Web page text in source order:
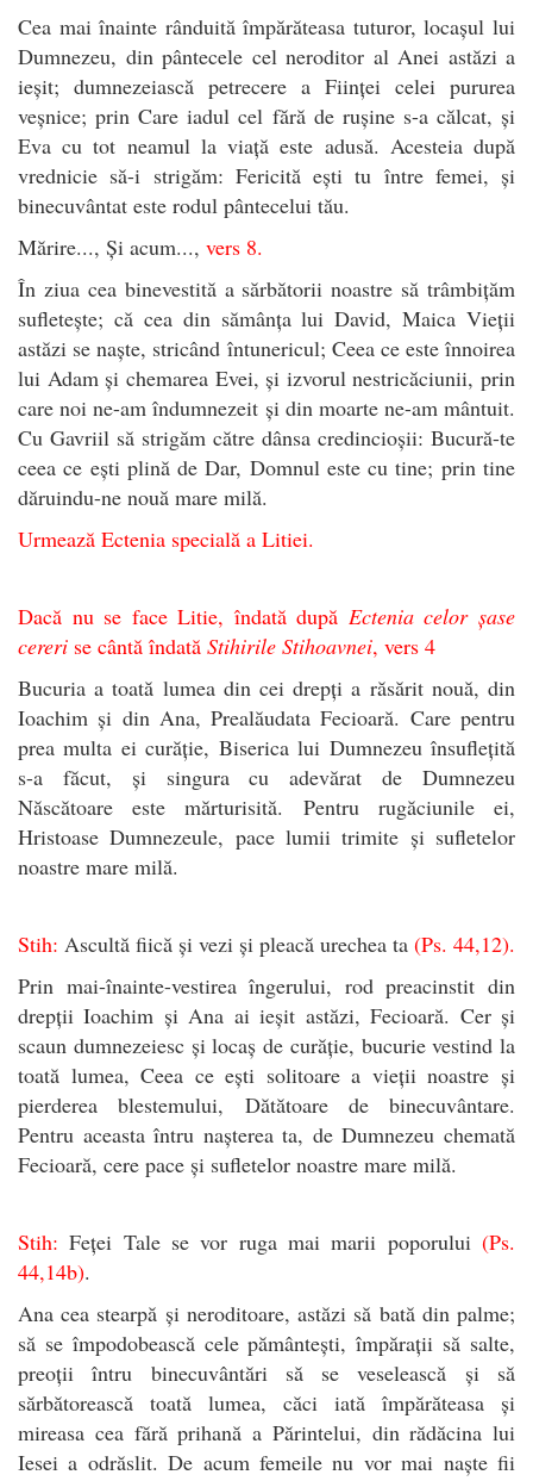
Cea mai înainte rânduită împărăteasa tuturor, locașul lui
Dumnezeu, din pântecele cel neroditor al Anei astăzi a
ieșit; dumnezeiască petrecere a Ființei celei pururea
veșnice; prin Care iadul cel fără de rușine s-a călcat, și
Eva cu tot neamul la viață este adusă. Acesteia după
vrednicie să-i strigăm: Fericită ești tu între femei, și
binecuvântat este rodul pântecelui tău.
Mărire..., Și acum..., vers 8.
În ziua cea binevestită a sărbătorii noastre să trâmbițăm
sufletește; că cea din sămânța lui David, Maica Vieții
astăzi se naște, stricând întunericul; Ceea ce este înnoirea
lui Adam și chemarea Evei, și izvorul nestricăciunii, prin
care noi ne-am îndumnezeit și din moarte ne-am mântuit.
Cu Gavriil să strigăm către dânsa credincioșii: Bucură-te
ceea ce ești plină de Dar, Domnul este cu tine; prin tine
dăruindu-ne nouă mare milă.
Urmează Ectenia specială a Litiei.
Dacă nu se face Litie, îndată după Ectenia celor șase
cereri se cântă îndată Stihirile Stihoavnei, vers 4
Bucuria a toată lumea din cei drepți a răsărit nouă, din
Ioachim și din Ana, Prealăudata Fecioară. Care pentru
prea multa ei curăție, Biserica lui Dumnezeu însuflețită
s-a făcut, și singura cu adevărat de Dumnezeu
Născătoare este mărturisită. Pentru rugăciunile ei,
Hristoase Dumnezeule, pace lumii trimite și sufletelor
noastre mare milă.
Stih: Ascultă fiică și vezi și pleacă urechea ta (Ps. 44,12).
Prin mai-înainte-vestirea îngerului, rod preacinstit din
drepții Ioachim și Ana ai ieșit astăzi, Fecioară. Cer și
scaun dumnezeiesc și locaș de curăție, bucurie vestind la
toată lumea, Ceea ce ești solitoare a vieții noastre și
pierderea blestemului, Dătătoare de binecuvântare.
Pentru aceasta întru nașterea ta, de Dumnezeu chemată
Fecioară, cere pace și sufletelor noastre mare milă.
Stih: Feței Tale se vor ruga mai marii poporului (Ps.
44,14b).
Ana cea stearpă și neroditoare, astăzi să bată din palme;
să se împodobească cele pământești, împărații să salte,
preoții întru binecuvântări să se veselească și să
sărbătorească toată lumea, căci iată împărăteasa și
mireasa cea fără prihană a Părintelui, din rădăcina lui
Iesei a odrăslit. De acum femeile nu vor mai naște fii